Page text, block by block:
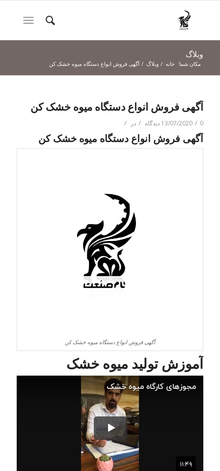
وبلاگ
مکان شما: خانه / وبلاگ / آگهی فروش انواع دستگاه میوه خشک کن
آگهی فروش انواع دستگاه میوه خشک کن
13/07/2020 / 0 دیدگاه / در /
آگهی فروش انواع دستگاه میوه خشک کن
آگهی فروش انواع دستگاه میوه خشک کن
آموزش تولید میوه خشک